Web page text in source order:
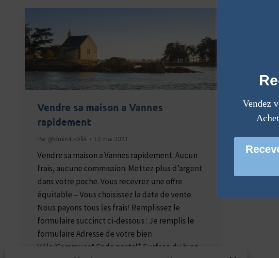
Vendre sa maison a Vannes
rapidement
Par @dmin-E-Dilik 12 mai 2023
Vendre sa maison a Vannes rapidement. Aucun
frais, aucune commission. Mettez plus d’argent
dans votre poche. Vous recevrez une offre
équitable – Vous choisissez la date de vente.
Nous payons tous les frais! Remplissez le
formulaire succinct ci-dessous : Je remplis le
formulaire Adresse de votre bien
Ville/Commune* Code postal* Surface du bien
Vendez